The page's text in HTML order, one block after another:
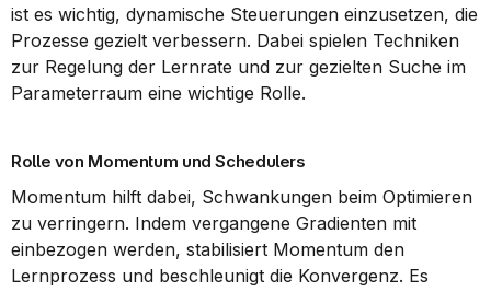
ist es wichtig, dynamische Steuerungen einzusetzen, die
Prozesse gezielt verbessern. Dabei spielen Techniken
zur Regelung der Lernrate und zur gezielten Suche im
Parameterraum eine wichtige Rolle.
Rolle von Momentum und Schedulers
Momentum hilft dabei, Schwankungen beim Optimieren
zu verringern. Indem vergangene Gradienten mit
einbezogen werden, stabilisiert Momentum den
Lernprozess und beschleunigt die Konvergenz. Es